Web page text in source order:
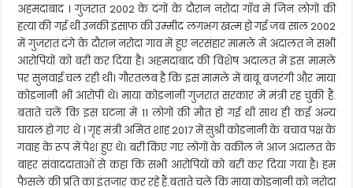
गांव
नरसंहार
मामले
में
सभी
आरोपी
अहमदाबाद । गुजरात 2002 के दंगों के दौरान नरोदा गाॅव में जिन लोगों की
हत्या की गई थी उनकी इंसाफ की उम्मीद लगभग खत्म हो गई जब साल 2002
में गुजरात दंगे के दौरान नरोदा गाव में हुए नरसंहार मामले में अदालत ने सभी
आरोपियों को बरी कर दिया है। अहमदाबाद की विशेष अदालत में इस मामले
पर सुनवाई चल रही थी। गौरतलब है कि इस मामले में बाबू बजरंगी और माया
कोडनानी भी आरोपी थे। माया कोडनानी गुजरात सरकार में मंत्री रह चुकी हैं.
बताते चलें कि इस घटना में 11 लोगों की मौत हो गई थी साथ ही कई अन्य
घायल हो गए थे । गृह मंत्री अमित शाह 2017 में सुश्री कोडनानी के बचाव पक्ष के
गवाह के रूप में पेश हुए थे। बरी किए गए लोगों के वकील ने आज अदालत के
बाहर संवाददाताओं से कहा कि सभी आरोपियों को बरी कर दिया गया है। हम
फैसले की प्रति का इंतजार कर रहे हैं.बताते चलें कि माया कोडनानी को नरोदा